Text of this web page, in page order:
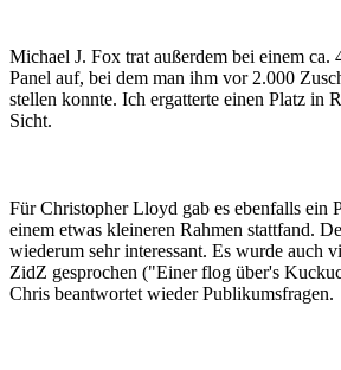
Michael J. Fox trat außerdem bei einem ca.
Panel auf, bei dem man ihm vor 2.000
stellen konnte. Ich ergatterte einen Platz in
Sicht.
Für Christopher Lloyd gab es ebenfalls ein
einem etwas kleineren Rahmen stattfand.
wiederum sehr interessant. Es wurde auch
ZidZ gesprochen ("Einer flog über's
Chris beantwortet wieder Publikumsfragen.